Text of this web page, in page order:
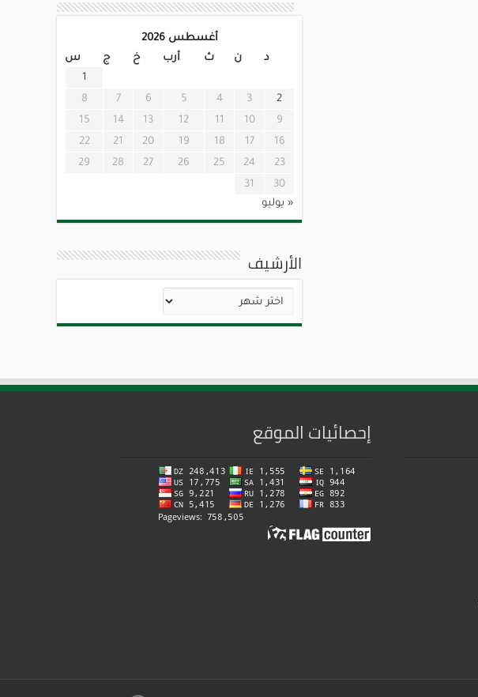
أغسطس 2026
د
ن ث أرب خ ج
س
1
2
3
4
5
6
7
8
9
10
11
12
13
14
15
16
17
18
19
20
21
22
23
24
25
26
27
28
29
30
31
« يوليو
الأرشيف
الأرشيف
إحصائيات الموقع